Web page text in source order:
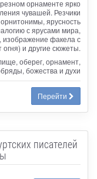
орнаменте ярко
чувашей. Резчики
ярусность
с ярусами мира,
изображение факела с
и другие сюжеты.
оберег, орнамент,
божества и духи
Перейти
писателей